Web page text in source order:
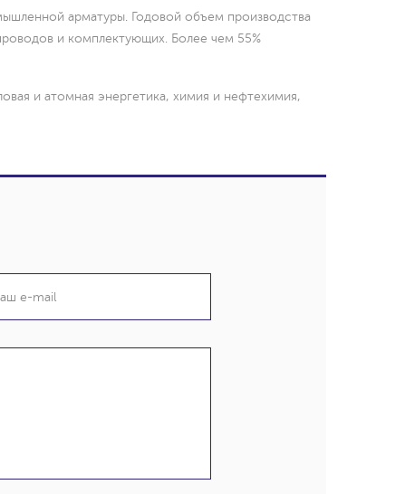
арматуры. Годовой объем производства
и комплектующих. Более чем 55%
и атомная энергетика, химия и нефтехимия,